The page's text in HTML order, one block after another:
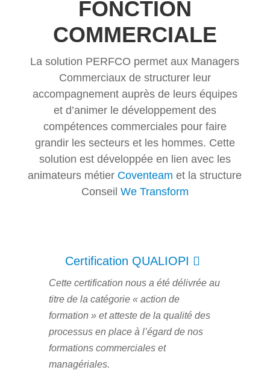
FONCTION
COMMERCIALE
La solution PERFCO permet aux Managers
Commerciaux de structurer leur
accompagnement auprès de leurs équipes
et d’animer le développement des
compétences commerciales pour faire
grandir les secteurs et les hommes. Cette
solution est développée en lien avec les
animateurs métier Coventeam et la structure
Conseil We Transform
Certification QUALIOPI
Cette certification nous a été délivrée au
titre de la catégorie « action de
formation » et atteste de la qualité des
processus en place à l’égard de nos
formations commerciales et
managériales.